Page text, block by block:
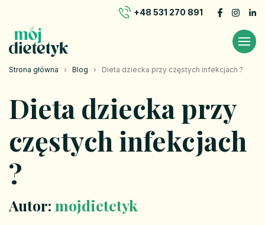
+48 531 270 891
Strona główna › Blog › Dieta dziecka przy częstych infekcjach ?
Dieta dziecka przy
częstych infekcjach
?
Autor: mojdietetyk